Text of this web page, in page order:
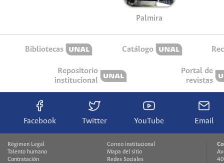
Palmira
Bibliotecas Catálogo
Repositorio
institucional
Portal de
revistas
Facebook Twitter YouTube Email
Régimen Legal
Talento humano
Contratación
Correo institucional
Mapa del sitio
Redes Sociales